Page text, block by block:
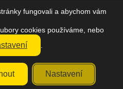
živého lektora. Učíte se jen
fungovali a abychom vám
cookies používáme, nebo
Nastavení